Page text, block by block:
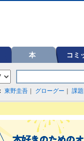
本 コミ
東野圭吾 グローグー 課